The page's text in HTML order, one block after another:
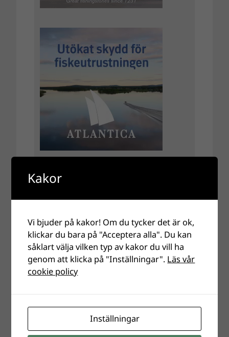
Kakor
Vi bjuder på kakor! Om du tycker det är ok,
klickar du bara på "Acceptera alla". Du kan
såklart välja vilken typ av kakor du vill ha
genom att klicka på "Inställningar". Läs vår
cookie policy
Inställningar